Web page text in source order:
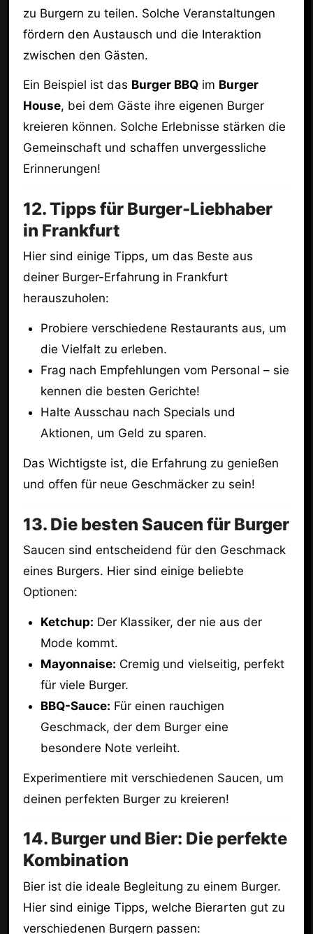
zu Burgern zu teilen. Solche Veranstaltungen
fördern den Austausch und die Interaktion
zwischen den Gästen.
Ein Beispiel ist das Burger BBQim Burger
House, bei dem Gäste ihre eigenen Burger
kreieren können. Solche Erlebnisse stärken die
Gemeinschaft und schaffen unvergessliche
Erinnerungen!
12. Tipps für Burger-Liebhaber
in Frankfurt
Hier sind einige Tipps, um das Beste aus
deiner Burger-Erfahrung in Frankfurt
herauszuholen:
Probiere verschiedene Restaurants aus, um
die Vielfalt zu erleben.
Frag nach Empfehlungen vom Personal – sie
kennen die besten Gerichte!
Halte Ausschau nach Specials und
Aktionen, um Geld zu sparen.
Das Wichtigste ist, die Erfahrung zu genießen
und offen für neue Geschmäcker zu sein!
13. Die besten Saucen für Burger
Saucen sind entscheidend für den Geschmack
eines Burgers. Hier sind einige beliebte
Optionen:
Ketchup: Der Klassiker, der nie aus der
Mode kommt.
Mayonnaise: Cremig und vielseitig, perfekt
für viele Burger.
BBQ-Sauce: Für einen rauchigen
Geschmack, der dem Burger eine
besondere Note verleiht.
Experimentiere mit verschiedenen Saucen, um
deinen perfekten Burger zu kreieren!
14. Burger und Bier: Die perfekte
Kombination
Bier ist die ideale Begleitung zu einem Burger.
Hier sind einige Tipps, welche Bierarten gut zu
verschiedenen Burgern passen: